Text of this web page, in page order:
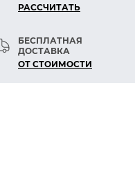
РАСCЧИТАТЬ
БЕСПЛАТНАЯ
ДОСТАВКА
ОТ СТОИМОСТИ